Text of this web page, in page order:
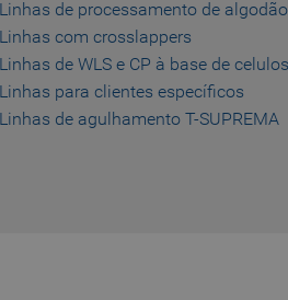
Linhas de processamento de algodão
Linhas com crosslappers
Linhas de WLS e CP à base de
Linhas para clientes específicos
Linhas de agulhamento T-SUPREMA
_pk_id.1.b06e
piwik_ignore